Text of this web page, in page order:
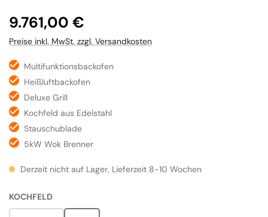
Regulärer Preis:
9.761,00 €
Preise inkl. MwSt. zzgl. Versandkosten
Multifunktionsbackofen
Heißluftbackofen
Deluxe Grill
Kochfeld aus Edelstahl
Stauschublade
5kW Wok Brenner
Derzeit nicht auf Lager, Lieferzeit 8-10 Wochen
KOCHFELDAUSWÄHLEN